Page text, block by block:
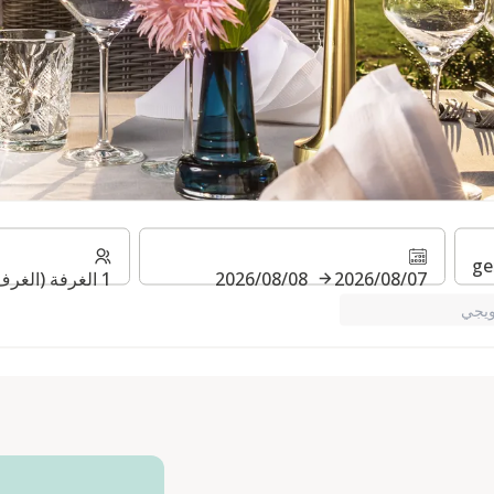
07‏/08‏/2026
08‏/08‏/2026 1 الغرفة (الغرف) ⋅ 1 بالغ